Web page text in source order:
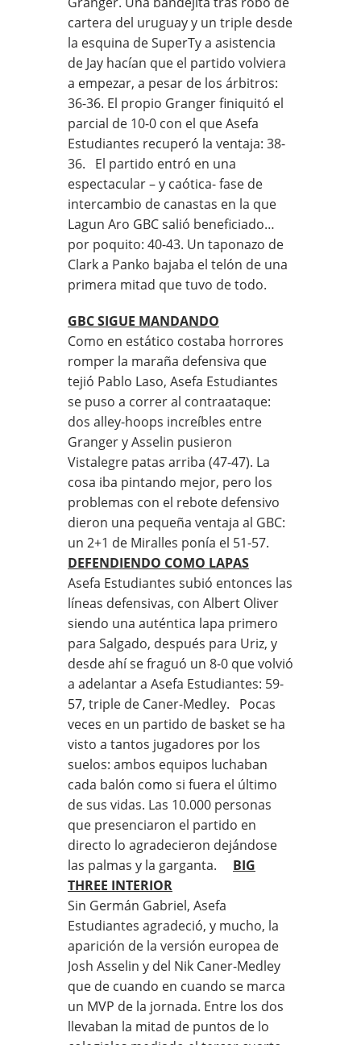
cartera del uruguay y un triple desde
la esquina de SuperTy a asistencia
de Jay hacían que el partido volviera
a empezar, a pesar de los árbitros:
36-36. El propio Granger finiquitó el
parcial de 10-0 con el que Asefa
Estudiantes recuperó la ventaja: 38-
36. El partido entró en una
espectacular – y caótica- fase de
intercambio de canastas en la que
Lagun Aro GBC salió beneficiado…
por poquito: 40-43. Un taponazo de
Clark a Panko bajaba el telón de una
primera mitad que tuvo de todo.
GBC SIGUE MANDANDO
Como en estático costaba horrores
romper la maraña defensiva que
tejió Pablo Laso, Asefa Estudiantes
se puso a correr al contraataque:
dos alley-hoops increíbles entre
Granger y Asselin pusieron
Vistalegre patas arriba (47-47). La
cosa iba pintando mejor, pero los
problemas con el rebote defensivo
dieron una pequeña ventaja al GBC:
un 2+1 de Miralles ponía el 51-57.
DEFENDIENDO COMO LAPAS
Asefa Estudiantes subió entonces las
líneas defensivas, con Albert Oliver
siendo una auténtica lapa primero
para Salgado, después para Uriz, y
desde ahí se fraguó un 8-0 que volvió
a adelantar a Asefa Estudiantes: 59-
57, triple de Caner-Medley. Pocas
veces en un partido de basket se ha
visto a tantos jugadores por los
suelos: ambos equipos luchaban
cada balón como si fuera el último
de sus vidas. Las 10.000 personas
que presenciaron el partido en
directo lo agradecieron dejándose
las palmas y la garganta. BIG
THREE INTERIOR
Sin Germán Gabriel, Asefa
Estudiantes agradeció, y mucho, la
aparición de la versión europea de
Josh Asselin y del Nik Caner-Medley
que de cuando en cuando se marca
un MVP de la jornada. Entre los dos
llevaban la mitad de puntos de lo